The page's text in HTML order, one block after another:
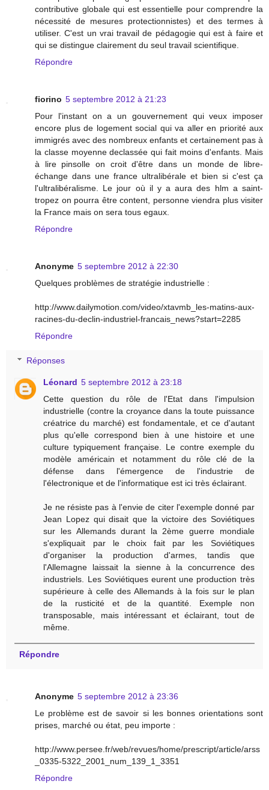
contributive globale qui est essentielle pour comprendre la
nécessité de mesures protectionnistes) et des termes à
utiliser. C'est un vrai travail de pédagogie qui est à faire et
qui se distingue clairement du seul travail scientifique.
Répondre
fiorino 5 septembre 2012 à 21:23
Pour l'instant on a un gouvernement qui veux imposer
encore plus de logement social qui va aller en priorité aux
immigrés avec des nombreux enfants et certainement pas à
la classe moyenne declassée qui fait moins d'enfants. Mais
à lire pinsolle on croit d'être dans un monde de libre-
échange dans une france ultralibérale et bien si c'est ça
l'ultralibéralisme. Le jour où il y a aura des hlm a saint-
tropez on pourra être content, personne viendra plus visiter
la France mais on sera tous egaux.
Répondre
Anonyme 5 septembre 2012 à 22:30
Quelques problèmes de stratégie industrielle :
http://www.dailymotion.com/video/xtavmb_les-matins-aux-
racines-du-declin-industriel-francais_news?start=2285
Répondre
Réponses
Léonard 5 septembre 2012 à 23:18
Cette question du rôle de l'Etat dans l'impulsion
industrielle (contre la croyance dans la toute puissance
créatrice du marché) est fondamentale, et ce d'autant
plus qu'elle correspond bien à une histoire et une
culture typiquement française. Le contre exemple du
modèle américain et notamment du rôle clé de la
défense dans l'émergence de l'industrie de
l'électronique et de l'informatique est ici très éclairant.
Je ne résiste pas à l'envie de citer l'exemple donné par
Jean Lopez qui disait que la victoire des Soviétiques
sur les Allemands durant la 2ème guerre mondiale
s'expliquait par le choix fait par les Soviétiques
d'organiser la production d'armes, tandis que
l'Allemagne laissait la sienne à la concurrence des
industriels. Les Soviétiques eurent une production très
supérieure à celle des Allemands à la fois sur le plan
de la rusticité et de la quantité. Exemple non
transposable, mais intéressant et éclairant, tout de
même.
Répondre
Anonyme 5 septembre 2012 à 23:36
Le problème est de savoir si les bonnes orientations sont
prises, marché ou état, peu importe :
http://www.persee.fr/web/revues/home/prescript/article/arss
_0335-5322_2001_num_139_1_3351
Répondre